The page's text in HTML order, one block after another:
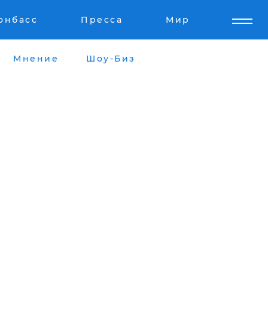
Пресса Мир
Мнение Шоу-Биз